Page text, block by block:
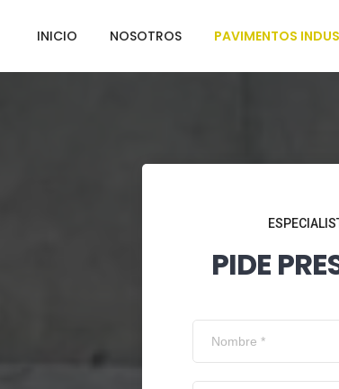
INICIO NOSOTROS PAVIMENTOS
PIDE